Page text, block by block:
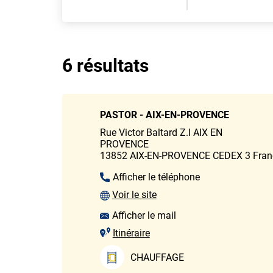
6 résultats
PASTOR - AIX-EN-PROVENCE
Rue Victor Baltard Z.I AIX EN
PROVENCE
13852 AIX-EN-PROVENCE CEDEX 3
Afficher le téléphone
Voir le site
Afficher le mail
Itinéraire
CHAUFFAGE